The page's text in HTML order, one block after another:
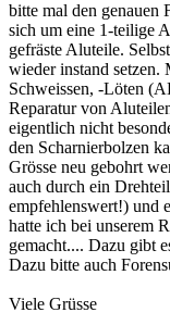
bitte mal den genauen
sich um eine 1-teilige
gefräste Aluteile.
wieder instand
Schweissen, -Löten
Reparatur von
eigentlich nicht
den Scharnierbolzen
Grösse neu gebohrt
auch durch ein
empfehlenswert!) und
hatte ich bei unserem
gemacht.... Dazu gibt
Dazu bitte auch
Viele Grüsse